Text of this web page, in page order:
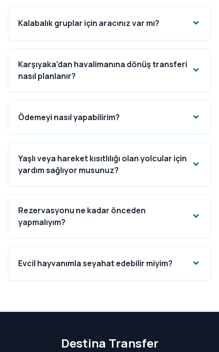
Kalabalık gruplar için aracınız var mı?
Karşıyaka'dan havalimanına dönüş transferi
nasıl planlanır?
Ödemeyi nasıl yapabilirim?
Yaşlı veya hareket kısıtlılığı olan yolcular için
yardım sağlıyor musunuz?
Rezervasyonu ne kadar önceden
yapmalıyım?
Evcil hayvanımla seyahat edebilir miyim?
Destina Transfer